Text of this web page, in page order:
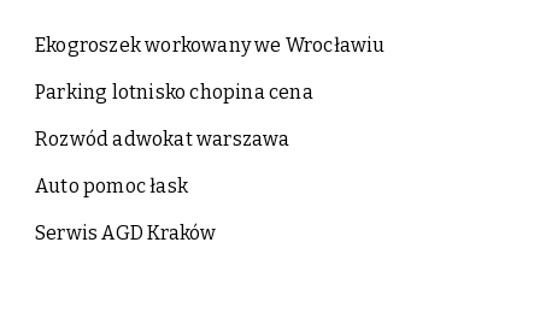
Ekogroszek workowany we Wrocławiu
Parking lotnisko chopina cena
Rozwód adwokat warszawa
Auto pomoc łask
Serwis AGD Kraków